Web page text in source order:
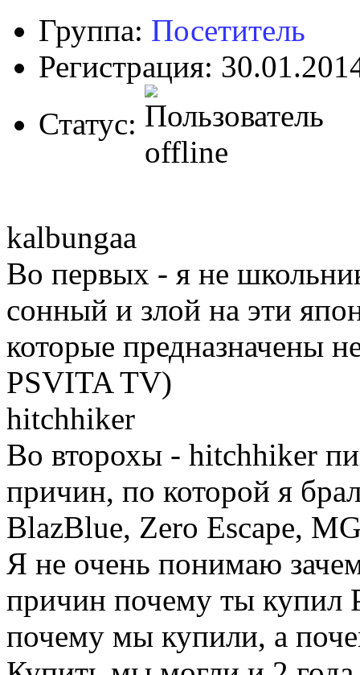
Группа: Посетитель
Регистрация:
Статус:
kalbungaa
Во первых - я не
сонный и злой на эти
которые предназначены
PSVITA TV)
hitchhiker
Во второхы - hitchhiker
причин, по которой я
BlazBlue, Zero Escape,
Я не очень понимаю
причин почему ты купил
почему мы купили, а